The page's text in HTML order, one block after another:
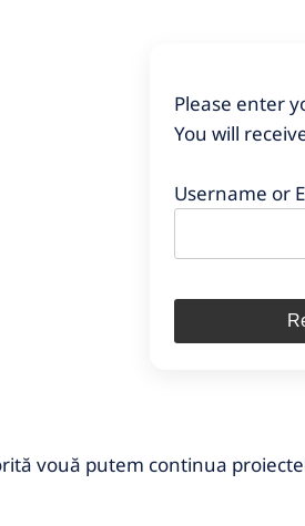
Please enter
You will
Username or
vouă putem continua